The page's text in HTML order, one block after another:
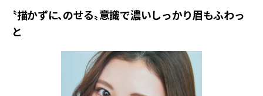
〝描かずに、のせる〟意識で濃いしっかり眉もふわっ
と